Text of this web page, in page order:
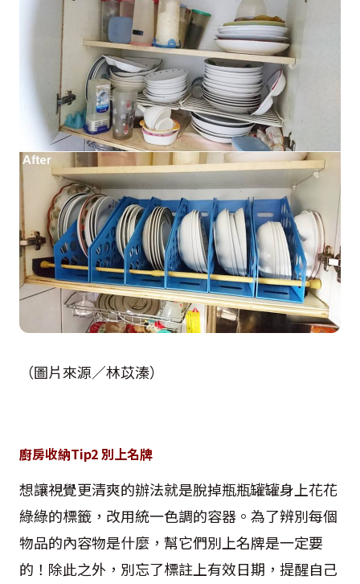
（圖片來源／林苡溱）
廚房收納Tip2 別上名牌
想讓視覺更清爽的辦法就是脫掉瓶瓶罐罐身上花花
綠綠的標籤，改用統一色調的容器。為了辨別每個
物品的內容物是什麼，幫它們別上名牌是一定要
的！除此之外，別忘了標註上有效日期，提醒自己